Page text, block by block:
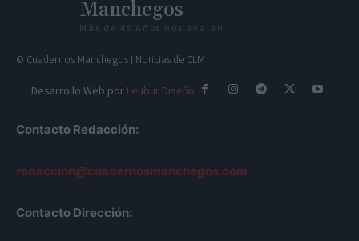
Manchegos
Más de 45 Años nos avalan
© Cuadernos Manchegos | Noticias de CLM
Desarrollo Web por Leubur Diseño
Contacto Redacción:
redaccion@cuadernosmanchegos.com
Contacto Dirección: